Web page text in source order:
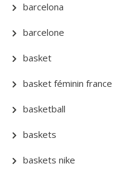
barcelona
barcelone
basket
basket féminin france
basketball
baskets
baskets nike